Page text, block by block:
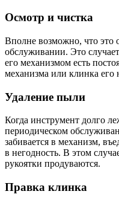
Осмотр и чистка
Вполне возможно, что это
обслуживании. Это
его механизмом есть
механизма или клинка его
Удаление пыли
Когда инструмент долго
периодическом
забивается в механизм,
в негодность. В этом
рукоятки продуваются.
Правка клинка